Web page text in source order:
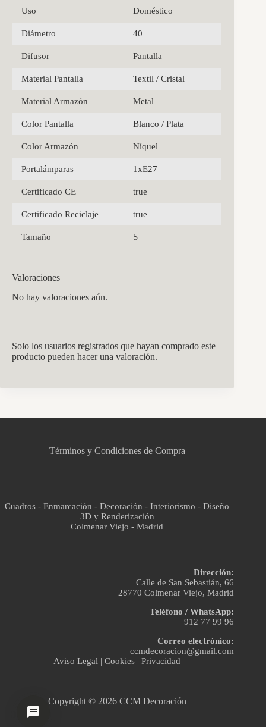
Uso Doméstico
Diámetro 40
Difusor Pantalla
Material Pantalla Textil / Cristal
Material Armazón Metal
Color Pantalla Blanco / Plata
Color Armazón Níquel
Portalámparas 1xE27
Certificado CE true
Certificado Reciclaje true
Tamaño S
Valoraciones
No hay valoraciones aún.
Solo los usuarios registrados que hayan comprado este
producto pueden hacer una valoración.
Términos y Condiciones de Compra
Cuadros - Enmarcación - Decoración - Interiorismo - Diseño
3D y Renderización
Colmenar Viejo - Madrid
Dirección:
Calle de San Sebastián, 66
28770 Colmenar Viejo, Madrid
Teléfono / WhatsApp:
912 77 99 96
Correo electrónico:
ccmdecoracion@gmail.com
Aviso Legal |Cookies |Privacidad
Copyright © 2026 CCM Decoración
Asistente virtual · En línea